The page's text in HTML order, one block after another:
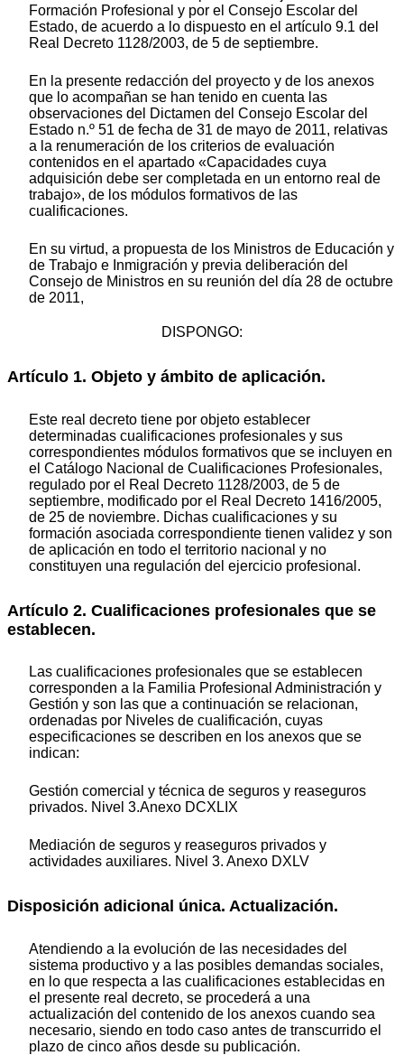
Formación Profesional y por el Consejo Escolar del
Estado, de acuerdo a lo dispuesto en el artículo 9.1 del
Real Decreto 1128/2003, de 5 de septiembre.
En la presente redacción del proyecto y de los anexos
que lo acompañan se han tenido en cuenta las
observaciones del Dictamen del Consejo Escolar del
Estado n.º 51 de fecha de 31 de mayo de 2011, relativas
a la renumeración de los criterios de evaluación
contenidos en el apartado «Capacidades cuya
adquisición debe ser completada en un entorno real de
trabajo», de los módulos formativos de las
cualificaciones.
En su virtud, a propuesta de los Ministros de Educación y
de Trabajo e Inmigración y previa deliberación del
Consejo de Ministros en su reunión del día 28 de octubre
de 2011,
DISPONGO:
Artículo 1. Objeto y ámbito de aplicación.
Este real decreto tiene por objeto establecer
determinadas cualificaciones profesionales y sus
correspondientes módulos formativos que se incluyen en
el Catálogo Nacional de Cualificaciones Profesionales,
regulado por el Real Decreto 1128/2003, de 5 de
septiembre, modificado por el Real Decreto 1416/2005,
de 25 de noviembre. Dichas cualificaciones y su
formación asociada correspondiente tienen validez y son
de aplicación en todo el territorio nacional y no
constituyen una regulación del ejercicio profesional.
Artículo 2. Cualificaciones profesionales que se
establecen.
Las cualificaciones profesionales que se establecen
corresponden a la Familia Profesional Administración y
Gestión y son las que a continuación se relacionan,
ordenadas por Niveles de cualificación, cuyas
especificaciones se describen en los anexos que se
indican:
Gestión comercial y técnica de seguros y reaseguros
privados. Nivel 3.Anexo DCXLIX
Mediación de seguros y reaseguros privados y
actividades auxiliares. Nivel 3. Anexo DXLV
Disposición adicional única. Actualización.
Atendiendo a la evolución de las necesidades del
sistema productivo y a las posibles demandas sociales,
en lo que respecta a las cualificaciones establecidas en
el presente real decreto, se procederá a una
actualización del contenido de los anexos cuando sea
necesario, siendo en todo caso antes de transcurrido el
plazo de cinco años desde su publicación.